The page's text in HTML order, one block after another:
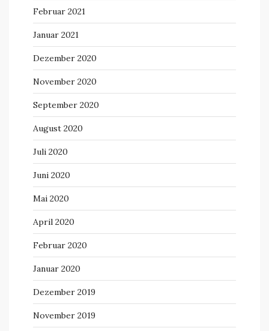
Februar 2021
Januar 2021
Dezember 2020
November 2020
September 2020
August 2020
Juli 2020
Juni 2020
Mai 2020
April 2020
Februar 2020
Januar 2020
Dezember 2019
November 2019